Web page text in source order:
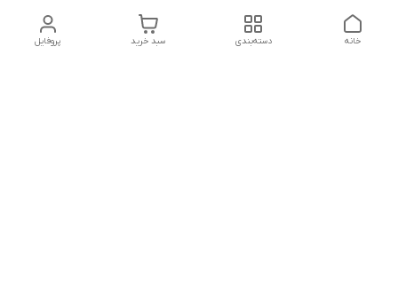
پروفایل سبد خرید دسته‌بندی خانه